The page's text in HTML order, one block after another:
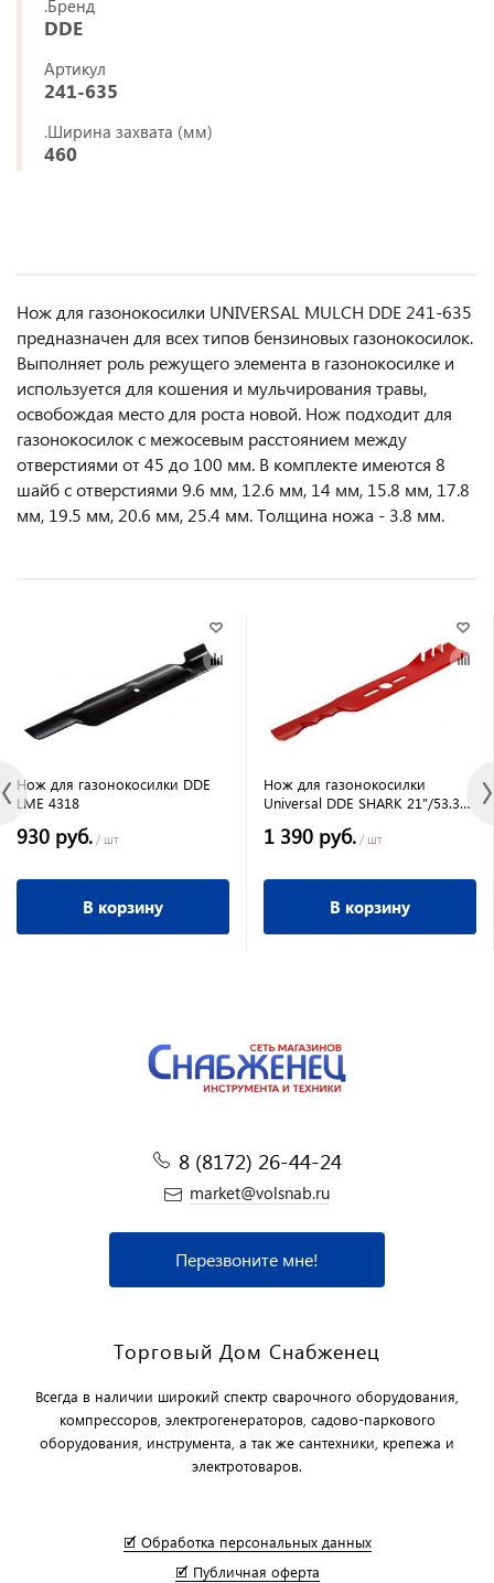
.Бренд
DDE
Артикул
241-635
.Ширина захвата (мм)
460
Нож для газонокосилки UNIVERSAL MULCH DDE 241-635
предназначен для всех типов бензиновых газонокосилок.
Выполняет роль режущего элемента в газонокосилке и
используется для кошения и мульчирования травы,
освобождая место для роста новой. Нож подходит для
газонокосилок с межосевым расстоянием между
отверстиями от 45 до 100 мм. В комплекте имеются 8
шайб с отверстиями 9.6 мм, 12.6 мм, 14 мм, 15.8 мм, 17.8
мм, 19.5 мм, 20.6 мм, 25.4 мм. Толщина ножа - 3.8 мм.
Нож для газонокосилки DDE
LME 4318
930 руб. / шт
В корзину
Нож для газонокосилки
Universal DDE SHARK 21"/53.3
1 390 руб. / шт
В корзину
8 (8172) 26-44-24
market@volsnab.ru
Перезвоните мне!
Торговый Дом Снабженец
Всегда в наличии широкий спектр сварочного оборудования,
компрессоров, электрогенераторов, садово-паркового
оборудования, инструмента, а так же сантехники, крепежа и
электротоваров.
🗹 Обработка персональных данных
🗹 Публичная оферта